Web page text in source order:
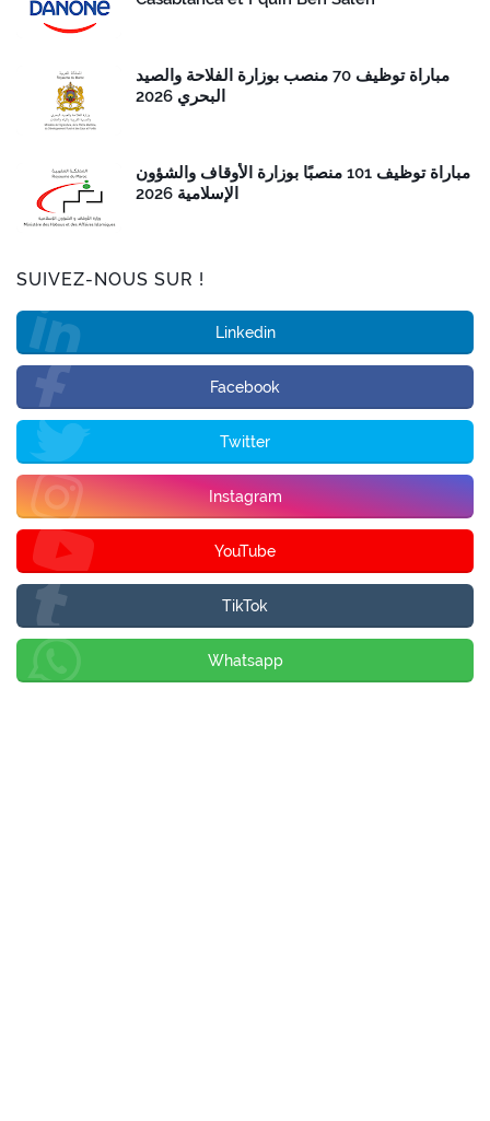
مباراة توظيف 70 منصب بوزارة الفلاحة والصيد
البحري 2026
مباراة توظيف 101 منصبًا بوزارة الأوقاف والشؤون
الإسلامية 2026
SUIVEZ-NOUS SUR !
Linkedin
Facebook
Twitter
Instagram
YouTube
TikTok
Whatsapp